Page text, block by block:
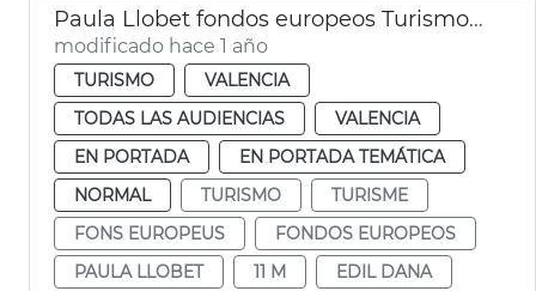
Paula Llobet fondos europeos Turismo València
modificado hace 1 año
TURISMO
VALENCIA
TODAS LAS AUDIENCIAS
VALENCIA
EN PORTADA
EN PORTADA TEMÁTICA
NORMAL
TURISMO
TURISME
FONS EUROPEUS
FONDOS EUROPEOS
PAULA LLOBET
11 M EDIL DANA